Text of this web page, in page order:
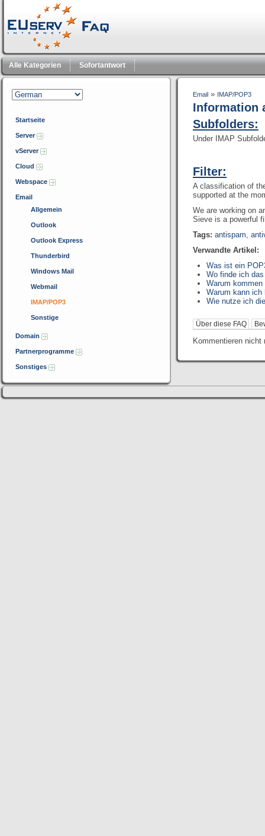
Alle Kategorien Sofortantwort
Startseite
Server
vServer
Cloud
Webspace
Email
Allgemein
Outlook
Outlook Express
Thunderbird
Windows Mail
Webmail
IMAP/POP3
Sonstige
Domain
Partnerprogramme
Sonstiges
Email » IMAP/POP3
Information
Subfolders:
Under IMAP
Filter:
A classification of
supported at the
We are working on
Sieve is a powerful
Tags: antispam,
Verwandte Artikel:
Was ist ein
Wo finde ich
Warum
Warum kann
Wie nutze ich
Über diese FAQ
Kommentieren nicht